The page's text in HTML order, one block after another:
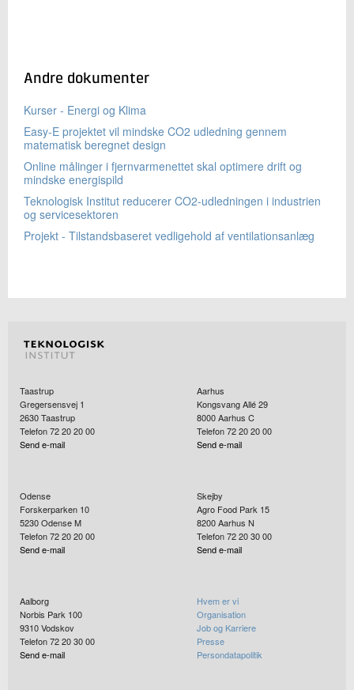
Andre dokumenter
Kurser - Energi og Klima
Easy-E projektet vil mindske CO2 udledning gennem
matematisk beregnet design
Online målinger i fjernvarmenettet skal optimere drift og
mindske energispild
Teknologisk Institut reducerer CO2-udledningen i industrien
og servicesektoren
Projekt - Tilstandsbaseret vedligehold af ventilationsanlæg
Taastrup
Gregersensvej 1
2630Taastrup
Telefon 72 20 20 00
Send e-mail
Aarhus
Kongsvang Allé 29
8000Aarhus C
Telefon 72 20 20 00
Send e-mail
Odense
Forskerparken 10
5230Odense M
Telefon 72 20 20 00
Send e-mail
Skejby
Agro Food Park 15
8200Aarhus N
Telefon 72 20 30 00
Send e-mail
Aalborg
Norbis Park 100
9310Vodskov
Telefon 72 20 30 00
Send e-mail
Hvem er vi
Organisation
Job og Karriere
Presse
Persondatapolitik